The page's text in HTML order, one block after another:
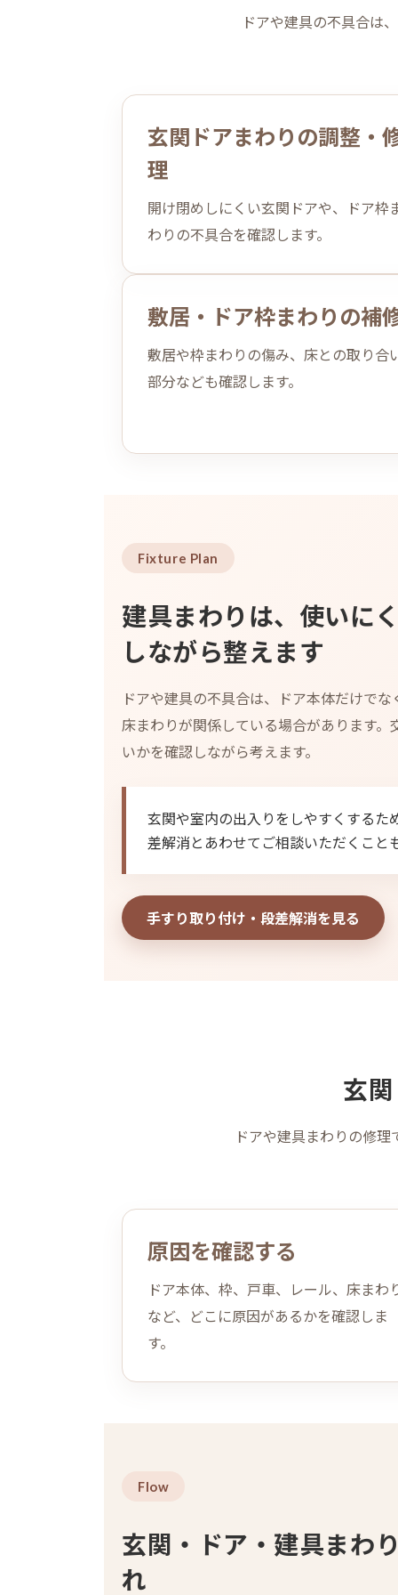
ドアや建具の不具合は
玄関ドアまわりの調整・
理
開け閉めしにくい玄関ドアや、ドア枠
わりの不具合を確認します。
敷居・ドア枠まわりの補
敷居や枠まわりの傷み、床との取り合
部分なども確認します。
Fixture Plan
建具まわりは、使いに
しながら整えます
ドアや建具の不具合は、ドア本体だけで
床まわりが関係している場合があります
いかを確認しながら考えます。
玄関や室内の出入りをしやすくするた
差解消とあわせてご相談いただくこと
手すり取り付け・段差解消を見る
玄
ドアや建具まわりの修
原因を確認する
ドア本体、枠、戸車、レール、床まわ
など、どこに原因があるかを確認しま
す。
Flow
玄関・ドア・建具まわ
れ